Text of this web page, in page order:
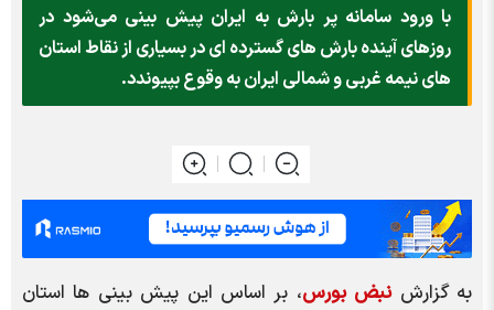
با ورود سامانه پر بارش به ایران پیش بینی می‌شود در
روزهای آینده بارش های گسترده ای در بسیاری از نقاط استان
های نیمه غربی و شمالی ایران به وقوع بپیوندد.
به گزارشنبض بورس، بر اساس این پیش بینی ها استان